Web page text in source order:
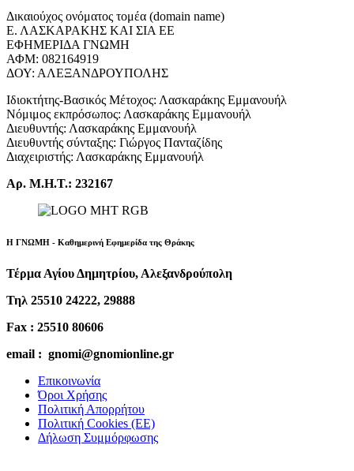
Δικαιούχος ονόματος τομέα (domain name)
Ε. ΛΑΣΚΑΡΑΚΗΣ ΚΑΙ ΣΙΑ ΕΕ
ΕΦΗΜΕΡΙΔΑ ΓΝΩΜΗ
ΑΦΜ: 082164919
ΔΟΥ: ΑΛΕΞΑΝΔΡΟΥΠΟΛΗΣ
Ιδιοκτήτης-Βασικός Μέτοχος: Λασκαράκης Εμμανουήλ
Νόμιμος εκπρόσωπος: Λασκαράκης Εμμανουήλ
Διευθυντής: Λασκαράκης Εμμανουήλ
Διευθυντής σύνταξης: Γιώργος Πανταζίδης
Διαχειριστής: Λασκαράκης Εμμανουήλ
Αρ. Μ.Η.Τ.: 232167
Η ΓΝΩΜΗ - Καθημερινή Εφημερίδα της Θράκης
Τέρμα Αγίου Δημητρίου, Αλεξανδρούπολη
Τηλ 25510 24222, 29888
Fax : 25510 80606
email : gnomi@gnomionline.gr
Επικοινωνία
Όροι Χρήσης
Πολιτική Απορρήτου
Πολιτική Cookies (ΕΕ)
Δήλωση Συμμόρφωσης